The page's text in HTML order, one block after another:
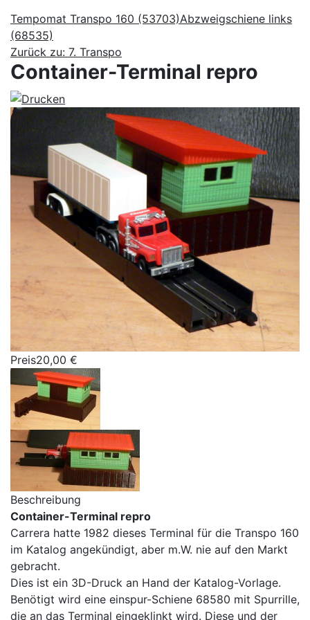
Tempomat Transpo 160 (53703)Abzweigschiene links
(68535)
Zurück zu: 7. Transpo
Container-Terminal repro
Preis20,00 €
Beschreibung
Container-Terminal repro
Carrera hatte 1982 dieses Terminal für die Transpo 160
im Katalog angekündigt, aber m.W. nie auf den Markt
gebracht.
Dies ist ein 3D-Druck an Hand der Katalog-Vorlage.
Benötigt wird eine einspur-Schiene 68580 mit Spurrille,
die an das Terminal eingeklinkt wird. Diese und der